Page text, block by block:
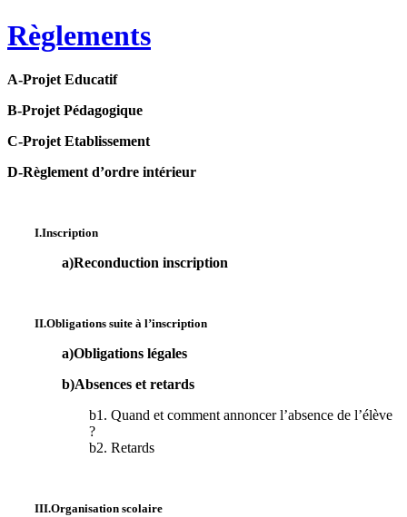
Règlements
A-Projet Educatif
B-Projet Pédagogique
C-Projet Etablissement
D-Règlement d’ordre intérieur
I.Inscription
a)Reconduction inscription
II.Obligations suite à l’inscription
a)Obligations légales
b)Absences et retards
b1. Quand et comment annoncer l’absence de l’élève
?
b2. Retards
III.Organisation scolaire